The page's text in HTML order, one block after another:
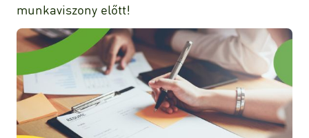
munkaviszony előtt!